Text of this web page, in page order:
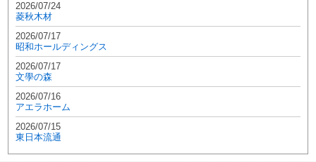
2026/07/24
菱秋木材
2026/07/17
昭和ホールディングス
2026/07/17
文學の森
2026/07/16
アエラホーム
2026/07/15
東日本流通